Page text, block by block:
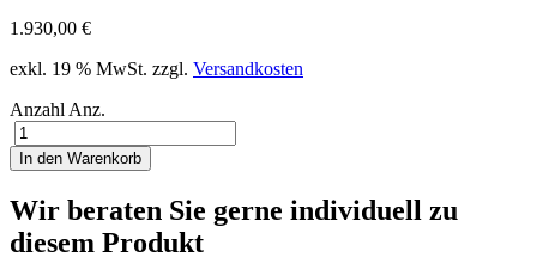
1.930,00 €
exkl. 19 % MwSt. zzgl. Versandkosten
Anzahl Anz.
In den Warenkorb
Wir beraten Sie gerne individuell zu
diesem Produkt